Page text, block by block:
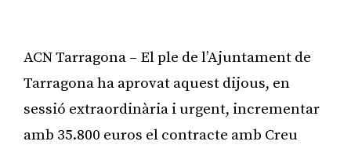
ACN Tarragona – El ple de l’Ajuntament de
Tarragona ha aprovat aquest dijous, en
sessió extraordinària i urgent, incrementar
amb 35.800 euros el contracte amb Creu